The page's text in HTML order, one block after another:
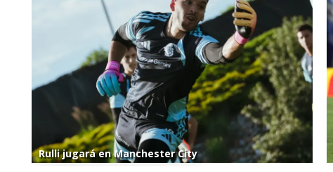
Rulli jugará en Manchester City